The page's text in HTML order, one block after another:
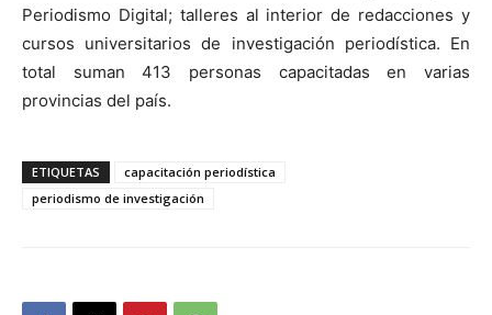
Periodismo Digital; talleres al interior de redacciones y
cursos universitarios de investigación periodística. En
total suman 413 personas capacitadas en varias
provincias del país.
ETIQUETAS
capacitación periodística
periodismo de investigación